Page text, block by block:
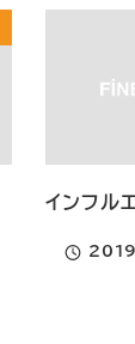
インフル
投稿日
2019